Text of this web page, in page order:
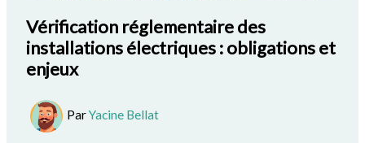
Vérification réglementaire des
installations électriques : obligations et
enjeux
ParYacine Bellat